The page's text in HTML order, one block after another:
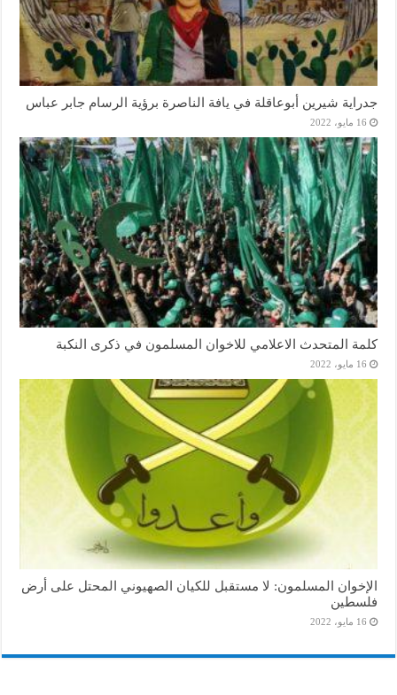
جدراية شيرين أبوعاقلة في يافة الناصرة برؤية الرسام جابر عباس
16 مايو، 2022
كلمة المتحدث الاعلامي للاخوان المسلمون في ذكرى النكبة
16 مايو، 2022
الإخوان المسلمون: لا مستقبل للكيان الصهيوني المحتل على أرض
فلسطين
16 مايو، 2022